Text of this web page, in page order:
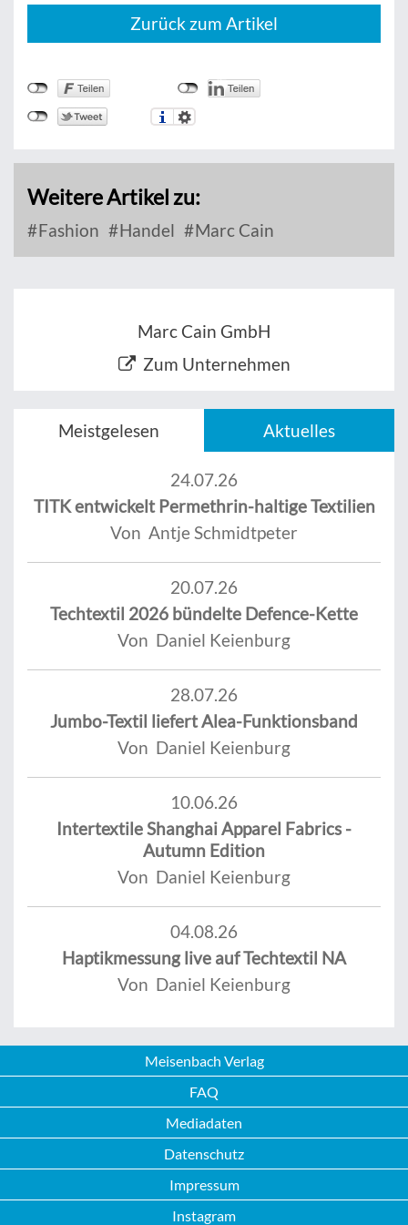
Zurück zum Artikel
Weitere Artikel zu:
Fashion Handel Marc Cain
Marc Cain GmbH
Zum Unternehmen
Meistgelesen Aktuelles
24.07.26
TITK entwickelt Permethrin-haltige Textilien
Von Antje Schmidtpeter
20.07.26
Techtextil 2026 bündelte Defence-Kette
Von Daniel Keienburg
28.07.26
Jumbo-Textil liefert Alea-Funktionsband
Von Daniel Keienburg
10.06.26
Intertextile Shanghai Apparel Fabrics -
Autumn Edition
Von Daniel Keienburg
04.08.26
Haptikmessung live auf Techtextil NA
Von Daniel Keienburg
Meisenbach Verlag
FAQ
Mediadaten
Datenschutz
Impressum
Instagram